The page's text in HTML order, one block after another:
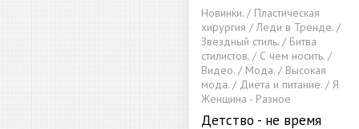
Новинки. / Пластическая
хирургия / Леди в Тренде. /
Звездный стиль. / Битва
стилистов. / С чем носить. /
Видео. / Мода. / Высокая
мода. / Диета и питание. / Я
Женщина - Разное
Детство - не время